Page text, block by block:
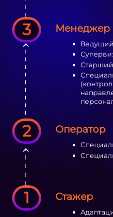
1
2
3
Стажер
Оператор
Менеджер